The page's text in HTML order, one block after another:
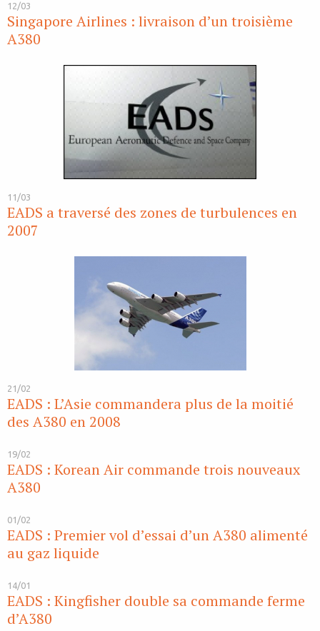
12/03
Singapore Airlines : livraison d’un troisième
A380
11/03
EADS a traversé des zones de turbulences en
2007
21/02
EADS : L’Asie commandera plus de la moitié
des A380 en 2008
19/02
EADS : Korean Air commande trois nouveaux
A380
01/02
EADS : Premier vol d’essai d’un A380 alimenté
au gaz liquide
14/01
EADS : Kingfisher double sa commande ferme
d’A380